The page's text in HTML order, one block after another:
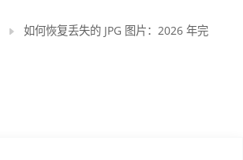
如何恢复丢失的 JPG 图片：2026 年完